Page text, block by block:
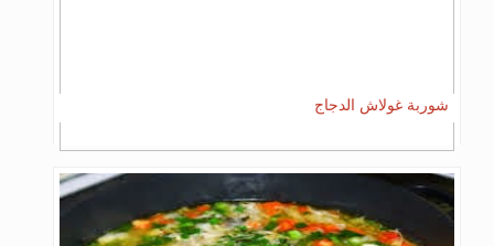
شوربة غولاش الدجاج